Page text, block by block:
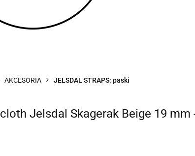
TYPY ZEGARKÓW WG ŚREDNICY BEZ
AKCESORIA JELSDAL STRAPS: paski
Jelsdal Skagerak Beige 19